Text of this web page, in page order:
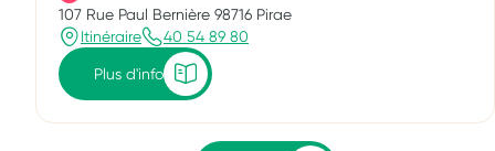
107 Rue Paul Bernière 98716 Pirae
Itinéraire
40 54 89 80
Plus d'info